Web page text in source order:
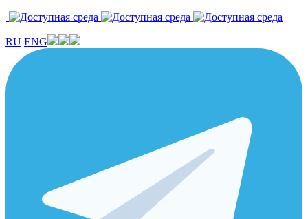
RU ENG